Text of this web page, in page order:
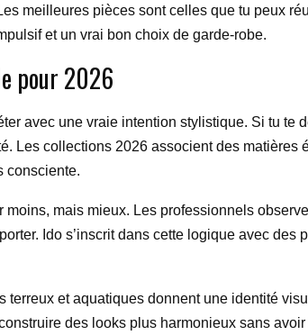
meilleures pièces sont celles que tu peux
et un vrai bon choix de garde-robe.
pour 2026
avec une vraie intention stylistique. Si tu te
Les collections 2026 associent des matières
consciente.
mais mieux. Les professionnels
Ido s’inscrit dans cette logique avec des
et aquatiques donnent une identité
des looks plus harmonieux sans avoir